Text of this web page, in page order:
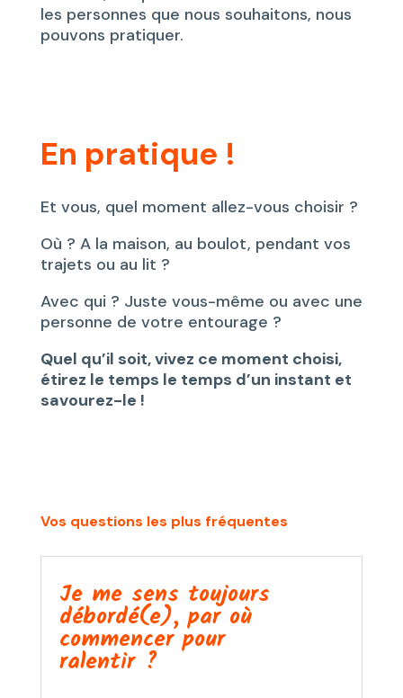
les personnes que nous souhaitons, nous
pouvons pratiquer.
En pratique !
Et vous, quel moment allez-vous choisir ?
Où ? A la maison, au boulot, pendant vos
trajets ou au lit ?
Avec qui ? Juste vous-même ou avec une
personne de votre entourage ?
Quel qu’il soit, vivez ce moment choisi,
étirez le temps le temps d’un instant et
savourez-le !
Vos questions les plus fréquentes
Je me sens toujours
débordé(e), par où
commencer pour
ralentir ?